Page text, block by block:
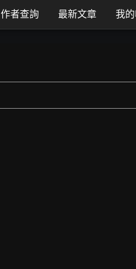
作者查詢 最新文章 我